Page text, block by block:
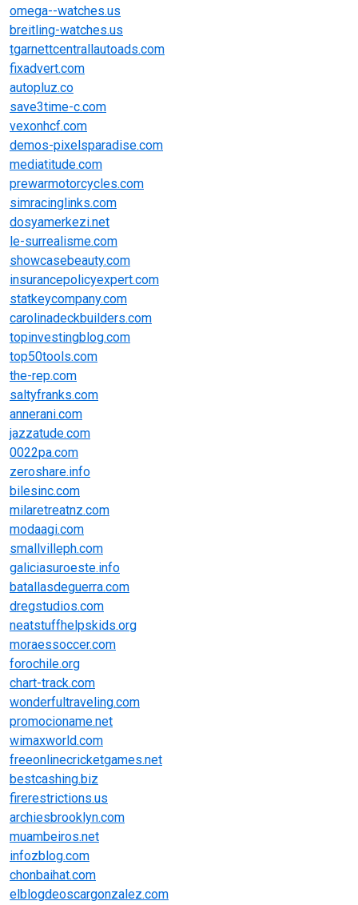
omega--watches.us
breitling-watches.us
tgarnettcentrallautoads.com
fixadvert.com
autopluz.co
save3time-c.com
vexonhcf.com
demos-pixelsparadise.com
mediatitude.com
prewarmotorcycles.com
simracinglinks.com
dosyamerkezi.net
le-surrealisme.com
showcasebeauty.com
insurancepolicyexpert.com
statkeycompany.com
carolinadeckbuilders.com
topinvestingblog.com
top50tools.com
the-rep.com
saltyfranks.com
annerani.com
jazzatude.com
0022pa.com
zeroshare.info
bilesinc.com
milaretreatnz.com
modaagi.com
smallvilleph.com
galiciasuroeste.info
batallasdeguerra.com
dregstudios.com
neatstuffhelpskids.org
moraessoccer.com
forochile.org
chart-track.com
wonderfultraveling.com
promocioname.net
wimaxworld.com
freeonlinecricketgames.net
bestcashing.biz
firerestrictions.us
archiesbrooklyn.com
muambeiros.net
infozblog.com
chonbaihat.com
elblogdeoscargonzalez.com